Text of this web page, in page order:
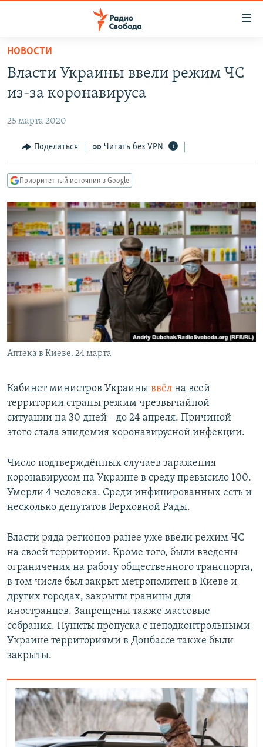
упрощенного
доступа
основному
Вернутся
главной
навигации
Вернутся
поиску
АВТОРСКИЕ ПРОЕКТЫ
ЦИТАТЫ СВОБОДЫ
МНЕНИЯ
IDEL.РЕАЛИИ
КАВКАЗ.РЕАЛИИ
СЕВЕР.РЕАЛИИ
СИБИРЬ.РЕАЛИИ
РАСПИСАНИЕ ВЕЩАНИЯ
ПОДПИШИТЕСЬ НА РАССЫЛКУ
Все сайты РСЕ/РС
НОВОСТИ
Власти Украины ввели режим ЧС
из-за коронавируса
25 марта 2020
Поделиться Читать без VPN
Приоритетный источник в Google
Аптека в Киеве. 24 марта
Кабинет министров Украины ввёл на всей
территории страны режим чрезвычайной
ситуации на 30 дней - до 24 апреля. Причиной
этого стала эпидемия коронавирусной инфекции.
Число подтверждённых случаев заражения
коронавирусом на Украине в среду превысило 100.
Умерли 4 человека. Среди инфицированных есть и
несколько депутатов Верховной Рады.
Власти ряда регионов ранее уже ввели режим ЧС
на своей территории. Кроме того, были введены
ограничения на работу общественного транспорта,
в том числе был закрыт метрополитен в Киеве и
других городах, закрыты границы для
иностранцев. Запрещены также массовые
собрания. Пункты пропуска с неподконтрольными
Украине территориями в Донбассе также были
закрыты.